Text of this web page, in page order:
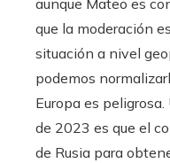
aunque Mateo es
que la moderación
situación a nivel
podemos
Europa es
de 2023 es que el
de Rusia para